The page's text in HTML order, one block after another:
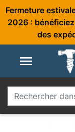
Fermeture
2026 :
des
